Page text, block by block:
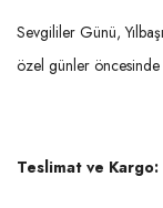
Sevgililer Günü,
özel günler
Teslimat ve Kargo: